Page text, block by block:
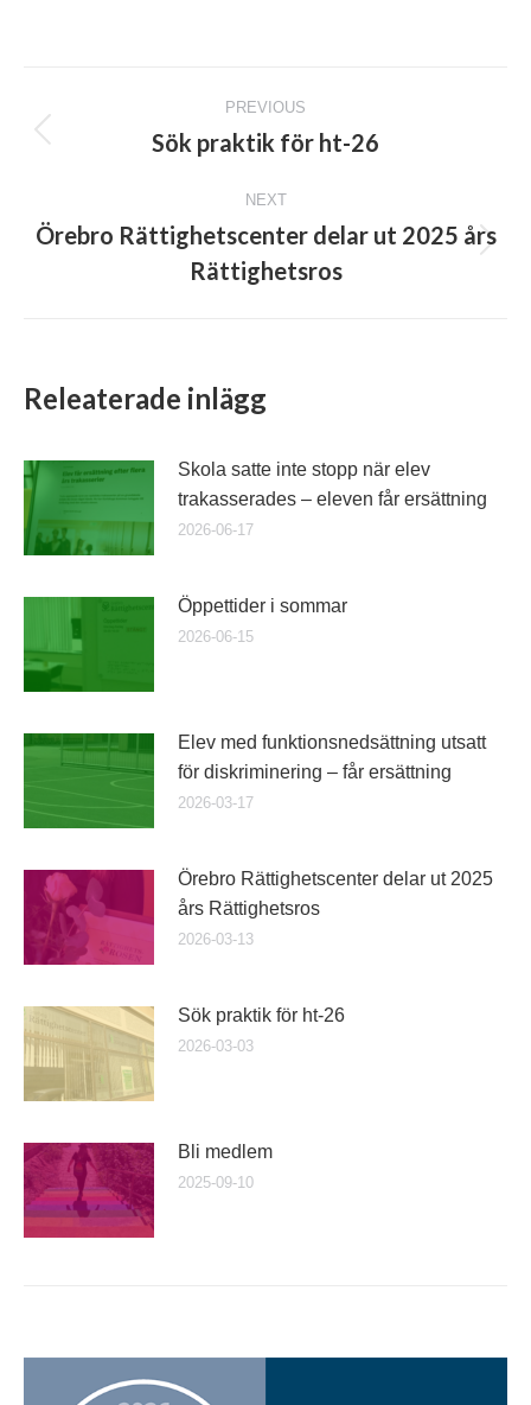
navigation
PREVIOUS
Previous
Sök praktik för ht-26
NEXT
post:
Örebro Rättighetscenter delar ut 2025 års
Rättighetsros
Releaterade inlägg
Skola satte inte stopp när elev
trakasserades – eleven får ersättning
2026-06-17
Öppettider i sommar
2026-06-15
Elev med funktionsnedsättning utsatt
för diskriminering – får ersättning
2026-03-17
Örebro Rättighetscenter delar ut 2025
års Rättighetsros
2026-03-13
Sök praktik för ht-26
2026-03-03
Bli medlem
2025-09-10